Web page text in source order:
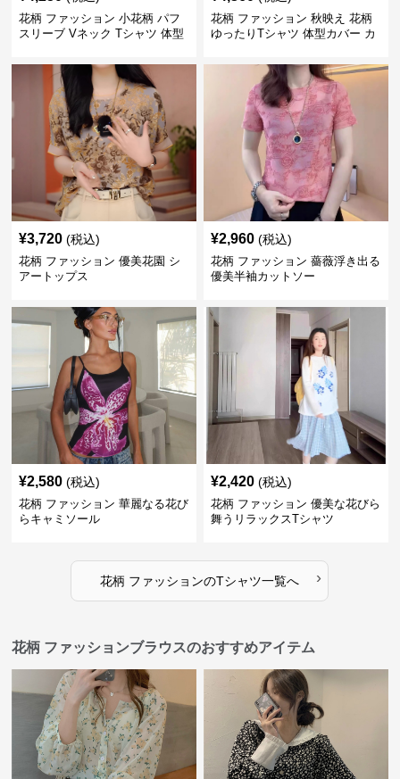
花柄 ファッション 小花柄 パフ
スリーブ Vネック Tシャツ 体型
花柄 ファッション 秋映え 花柄
ゆったりTシャツ 体型カバー カ
¥3,720 (税込)
花柄 ファッション 優美花園 シ
アートップス
¥2,960 (税込)
花柄 ファッション 薔薇浮き出る
優美半袖カットソー
¥2,580 (税込)
花柄 ファッション 華麗なる花び
らキャミソール
¥2,420 (税込)
花柄 ファッション 優美な花びら
舞うリラックスTシャツ
花柄 ファッションのTシャツ一覧へ ›
花柄 ファッションブラウスのおすすめアイテム